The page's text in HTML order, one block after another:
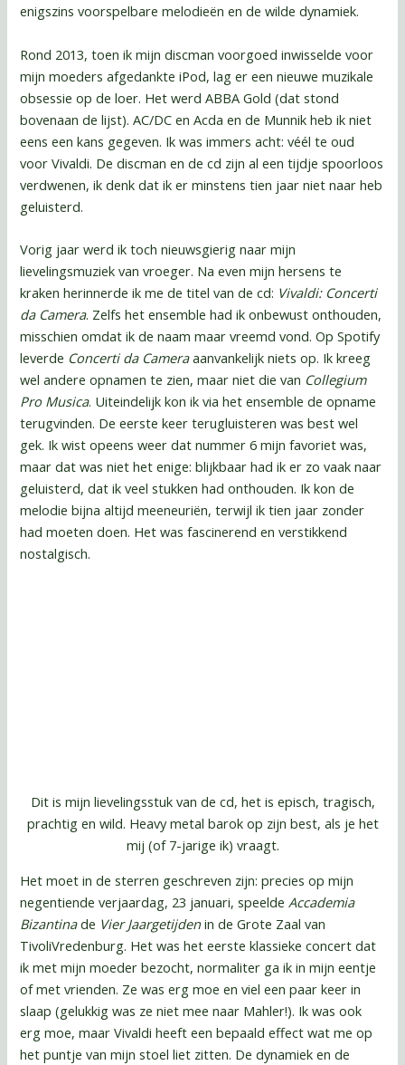
enigszins voorspelbare melodieën en de wilde dynamiek.
Rond 2013, toen ik mijn discman voorgoed inwisselde voor
mijn moeders afgedankte iPod, lag er een nieuwe muzikale
obsessie op de loer. Het werd ABBA Gold (dat stond
bovenaan de lijst). AC/DC en Acda en de Munnik heb ik niet
eens een kans gegeven. Ik was immers acht: véél te oud
voor Vivaldi. De discman en de cd zijn al een tijdje spoorloos
verdwenen, ik denk dat ik er minstens tien jaar niet naar heb
geluisterd.
Vorig jaar werd ik toch nieuwsgierig naar mijn
lievelingsmuziek van vroeger. Na even mijn hersens te
kraken herinnerde ik me de titel van de cd: Vivaldi: Concerti
da Camera. Zelfs het ensemble had ik onbewust onthouden,
misschien omdat ik de naam maar vreemd vond. Op Spotify
leverde Concerti da Cameraaanvankelijk niets op. Ik kreeg
wel andere opnamen te zien, maar niet die van Collegium
Pro Musica. Uiteindelijk kon ik via het ensemble de opname
terugvinden. De eerste keer terugluisteren was best wel
gek. Ik wist opeens weer dat nummer 6 mijn favoriet was,
maar dat was niet het enige: blijkbaar had ik er zo vaak naar
geluisterd, dat ik veel stukken had onthouden. Ik kon de
melodie bijna altijd meeneuriën, terwijl ik tien jaar zonder
had moeten doen. Het was fascinerend en verstikkend
nostalgisch.
Dit is mijn lievelingsstuk van de cd, het is episch, tragisch,
prachtig en wild. Heavy metal barok op zijn best, als je het
mij (of 7-jarige ik) vraagt.
Het moet in de sterren geschreven zijn: precies op mijn
negentiende verjaardag, 23 januari, speelde Accademia
Bizantinade Vier Jaargetijdenin de Grote Zaal van
TivoliVredenburg. Het was het eerste klassieke concert dat
ik met mijn moeder bezocht, normaliter ga ik in mijn eentje
of met vrienden. Ze was erg moe en viel een paar keer in
slaap (gelukkig was ze niet mee naar Mahler!). Ik was ook
erg moe, maar Vivaldi heeft een bepaald effect wat me op
het puntje van mijn stoel liet zitten. De dynamiek en de